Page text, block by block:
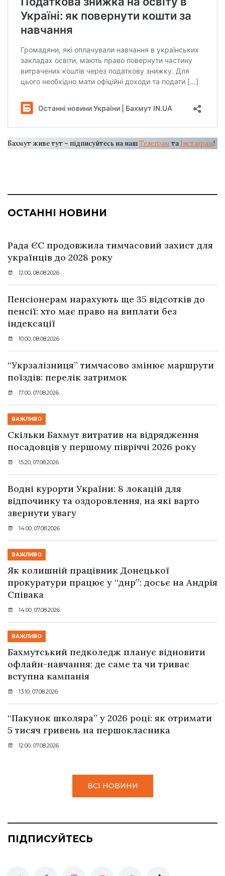
Бахмут живе тут – підписуйтесь на нашТелеграм та Інстаграм!
ОСТАННІ НОВИНИ
Рада ЄС продовжила тимчасовий захист для
українців до 2028 року
12:00, 08.08.2026
Пенсіонерам нарахують ще 35 відсотків до
пенсії: хто має право на виплати без
індексації
10:00, 08.08.2026
“Укрзалізниця” тимчасово змінює маршрути
поїздів: перелік затримок
17:00, 07.08.2026
ВАЖЛИВО
Скільки Бахмут витратив на відрядження
посадовців у першому півріччі 2026 року
15:20, 07.08.2026
Водні курорти України: 8 локацій для
відпочинку та оздоровлення, на які варто
звернути увагу
14:00, 07.08.2026
ВАЖЛИВО
Як колишній працівник Донецької
прокуратури працює у “днр”: досьє на Андрія
Співака
14:00, 07.08.2026
ВАЖЛИВО
Бахмутський педколедж планує відновити
офлайн-навчання: де саме та чи триває
вступна кампанія
13:10, 07.08.2026
“Пакунок школяра” у 2026 році: як отримати
5 тисяч гривень на першокласника
12:00, 07.08.2026
ВСІ НОВИНИ
ПІДПИСУЙТЕСЬ